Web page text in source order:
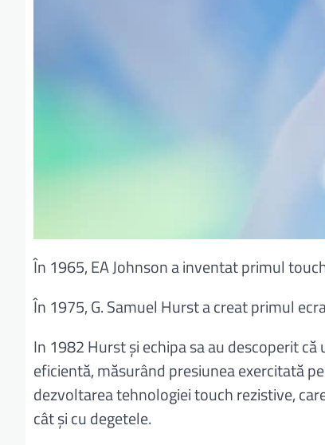
În 1965, EA Johnson a inventat primul
În 1975, G. Samuel Hurst a creat primul
In 1982 Hurst și echipa sa au descoperit
eficientă, măsurând presiunea exercitată
dezvoltarea tehnologiei touch rezistive,
cât și cu degetele.